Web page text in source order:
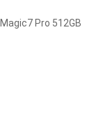
Pro 512GB